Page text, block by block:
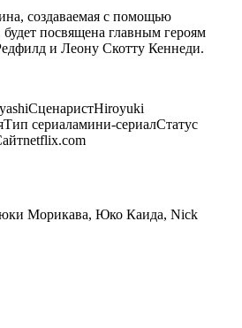
создаваемая с помощью
посвящена главным героям
и Леону Скотту Кеннеди.
сериаламини-сериалСтатус
Морикава, Юко Каида, Nick